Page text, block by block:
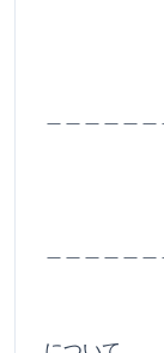
L E P
３◆演じ
I N F
４
I N F
５◆登録